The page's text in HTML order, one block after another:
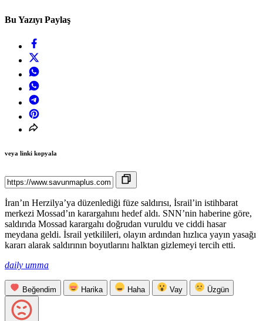
Bu Yazıyı Paylaş
veya linki kopyala
İran’ın Herzilya’ya düzenlediği füze saldırısı, İsrail’in istihbarat
merkezi Mossad’ın karargahını hedef aldı. SNN’nin haberine göre,
saldırıda Mossad karargahı doğrudan vuruldu ve ciddi hasar
meydana geldi. İsrail yetkilileri, olayın ardından hızlıca yayın yasağı
kararı alarak saldırının boyutlarını halktan gizlemeyi tercih etti.
daily umma
Beğendim Harika Haha Vay Üzgün